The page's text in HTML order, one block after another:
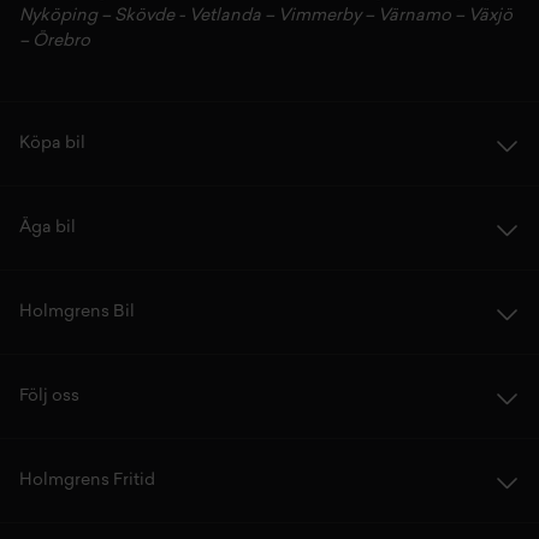
Nyköping– Skövde- Vetlanda – Vimmerby– Värnamo – Växjö
– Örebro
Köpa bil
Äga bil
Holmgrens Bil
Följ oss
Holmgrens Fritid